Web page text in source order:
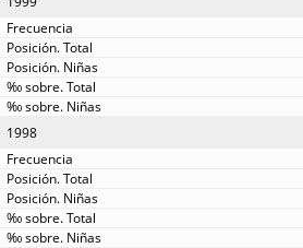
1998